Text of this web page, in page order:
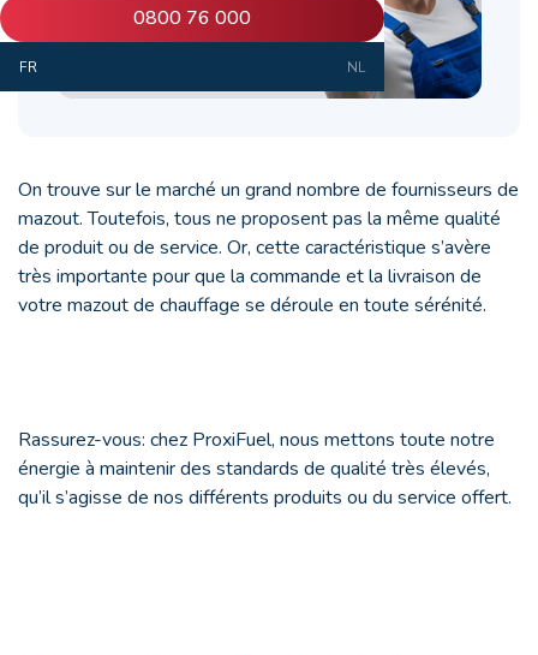
0800 76 000
FR NL
On trouve sur le marché un grand nombre de fournisseurs de
mazout. Toutefois, tous ne proposent pas la même qualité
de produit ou de service. Or, cette caractéristique s’avère
très importante pour que la commande et la livraison de
votre mazout de chauffage se déroule en toute sérénité.
Rassurez-vous: chez ProxiFuel, nous mettons toute notre
énergie à maintenir des standards de qualité très élevés,
qu’il s’agisse de nos différents produits ou du service offert.